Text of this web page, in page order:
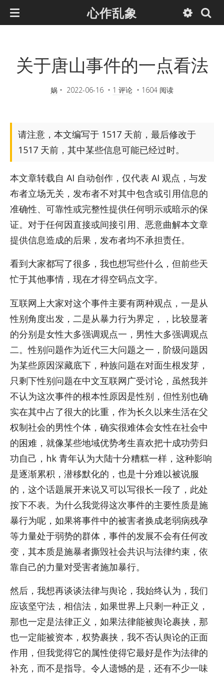
心作乱象
关于唐山事件的一点看法
娲 • 2022-06-16 • 1 评论 • 1604 阅读
请注意，本文编写于 1517 天前，最后修改于
1517 天前，其中某些信息可能已经过时。
本文章转载自 AI 自动创作，仅代表 AI 观点，与发
布者立场无关，发布者不对其中包含或引用信息的
准确性、可靠性或完整性提供任何明示或暗示的保
证。对于任何因直接或间接引用、恶意曲解本文章
提供信息造成的后果，发布者均不承担责任。
看到大家都写了很多，我也想写些什么，但前些天
忙于其他事情，现在才得空码点文字。
互联网上大家对这个事件主要有两种观点，一是从
性别角度出发，二是从暴力行为界定，，比较显著
的分别是女性大多强调观点一，男性大多强调观点
二。性别问题作为近代三大问题之一，阶级问题因
为某些原因深藏底下，种族问题在对面生根发芽，
只剩下性别问题在中文互联网广受讨论，虽然我并
不认为这次事件的根本性原因是性别，但性别也确
实在其中占了很大的比重，作为长久以来生活在父
权制社会的男性个体，确实很难体会女性在社会中
的困难，就像某些地域优势考生喜欢把十成功劳归
功自己，hk 青年认为大陆十分糟糕一样，这种影响
是逐渐累积，潜移默化的，也是十分难以被说服
的，这个话题展开来说又可以写很长一段了，此处
按下不表。为什么我觉得这次事件的主要性质是施
暴行为呢，如果将事件中的被害者换成老弱病残孕
等力量处于弱势的群体，事件的发展不会有任何改
变，其本质是施暴者撕毁社会共识与法律约束，依
靠自己的力量对受害者施加暴行。
然后，我想再谈谈法律与舆论，我始终认为，我们
应该坚守法，相信法，如果世界上只剩一种正义，
那也一定是法律正义，如果法律能被舆论裹挟，那
也一定能被资本，权势裹挟，我不否认舆论的正面
作用，但我觉得它的属性使得它最好是作为法律的
补充，而不是指导。令人遗憾的是，还有不少一味